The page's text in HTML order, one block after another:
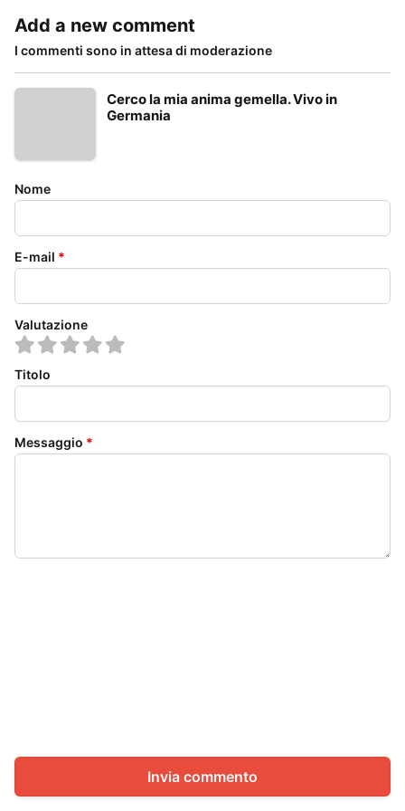
Add a new comment
I commenti sono in attesa di moderazione
Cerco la mia anima gemella. Vivo in
Germania
Nome
E-mail *
Valutazione
Titolo
Messaggio *
Invia commento